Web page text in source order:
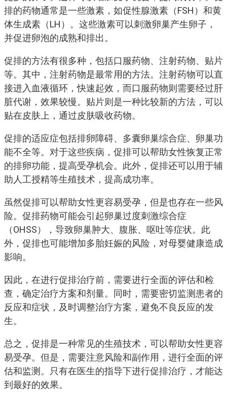
排的药物通常是一些激素，如促性腺激素（FSH）和黄
体生成素（LH）。这些激素可以刺激卵巢产生卵子，
并促进卵泡的成熟和排出。
促排的方法有很多种，包括口服药物、注射药物、贴片
等。其中，注射药物是最常用的方法。注射药物可以直
接进入血液循环，快速起效，而口服药物则需要经过肝
脏代谢，效果较慢。贴片则是一种比较新的方法，可以
贴在皮肤上，通过皮肤吸收药物。
促排的适应症包括排卵障碍、多囊卵巢综合症、卵巢功
能不全等。对于这些疾病，促排可以帮助女性恢复正常
的排卵功能，提高受孕机会。此外，促排还可以用于辅
助人工授精等生殖技术，提高成功率。
虽然促排可以帮助女性更容易受孕，但是也存在一些风
险。促排药物可能会引起卵巢过度刺激综合症
（OHSS），导致卵巢肿大、腹胀、呕吐等症状。此
外，促排也可能增加多胎妊娠的风险，对母婴健康造成
影响。
因此，在进行促排治疗前，需要进行全面的评估和检
查，确定治疗方案和剂量。同时，需要密切监测患者的
反应和症状，及时调整治疗方案，避免不良反应的发
生。
总之，促排是一种常见的生殖技术，可以帮助女性更容
易受孕。但是，需要注意风险和副作用，进行全面的评
估和监测。只有在医生的指导下进行促排治疗，才能达
到最好的效果。